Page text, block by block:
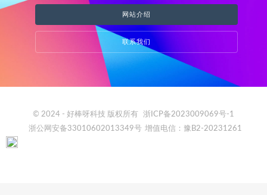
网站介绍
联系我们
© 2024 - 好棒呀科技 版权所有
浙ICP备2023009069号-1
浙公网安备33010602013349号 增值电信：豫B2-20231261